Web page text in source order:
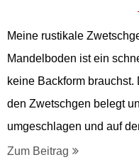
Meine rustikale
Mandelboden ist ein
keine Backform
den Zwetschgen belegt
umgeschlagen und auf
Zum Beitrag